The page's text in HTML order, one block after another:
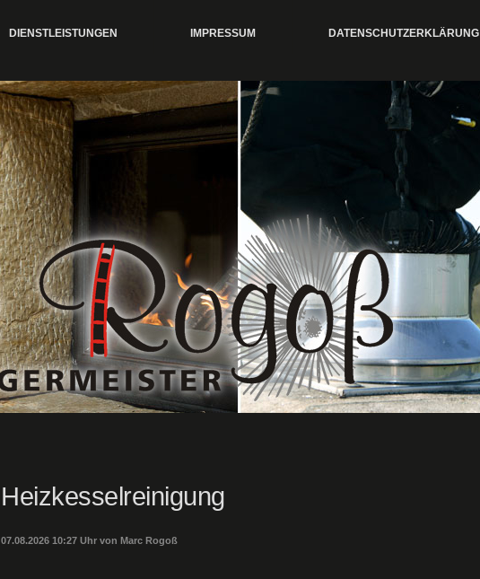
DIENSTLEISTUNGEN IMPRESSUM DATENSCHUTZERKLÄRUNG
Heizkesselreinigung
07.08.2026 10:27 Uhr von Marc Rogoß